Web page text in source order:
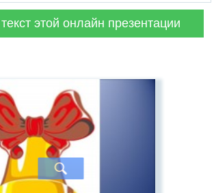
этой онлайн презентации